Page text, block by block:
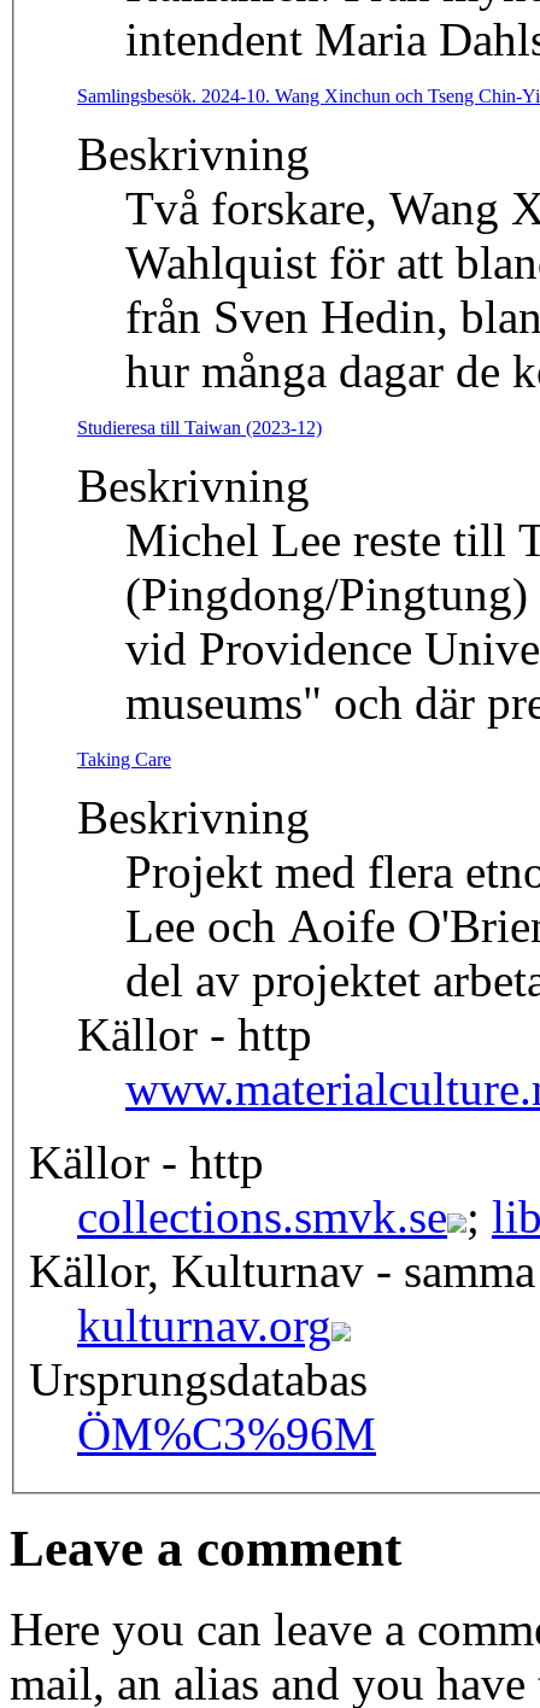
intendent Maria
Samlingsbesök. 2024-10. Wang Xinchun och Tseng Chin-
Beskrivning
Två forskare, Wang
Wahlquist för att
från Sven Hedin,
hur många dagar de
Studieresa till Taiwan (2023-12)
Beskrivning
Michel Lee reste till
(Pingdong/Pingtung)
vid Providence
museums" och där
Taking Care
Beskrivning
Projekt med flera
Lee och Aoife
del av projektet
Källor - http
Källor - http
collections.smvk.se ;
Källor, Kulturnav - samma
kulturnav.org
Ursprungsdatabas
ÖM%C3%96M
Leave a comment
Here you can leave a
mail, an alias and you have